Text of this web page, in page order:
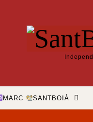
MARC SANTBOIÀ